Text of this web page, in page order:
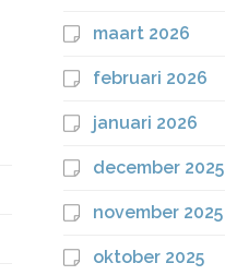
maart 2026
februari 2026
januari 2026
december 2025
november 2025
oktober 2025